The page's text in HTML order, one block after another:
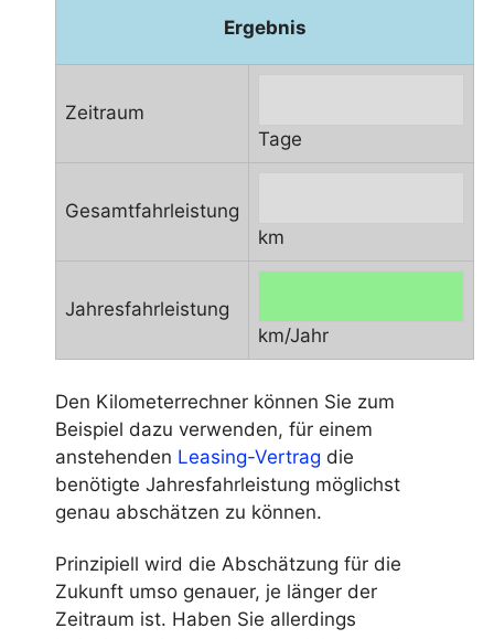
Ergebnis
Zeitraum
Tage
Gesamtfahrleistung
km
Jahresfahrleistung
km/Jahr
Den Kilometerrechner können Sie zum
Beispiel dazu verwenden, für einem
anstehenden Leasing-Vertrag die
benötigte Jahresfahrleistung möglichst
genau abschätzen zu können.
Prinzipiell wird die Abschätzung für die
Zukunft umso genauer, je länger der
Zeitraum ist. Haben Sie allerdings